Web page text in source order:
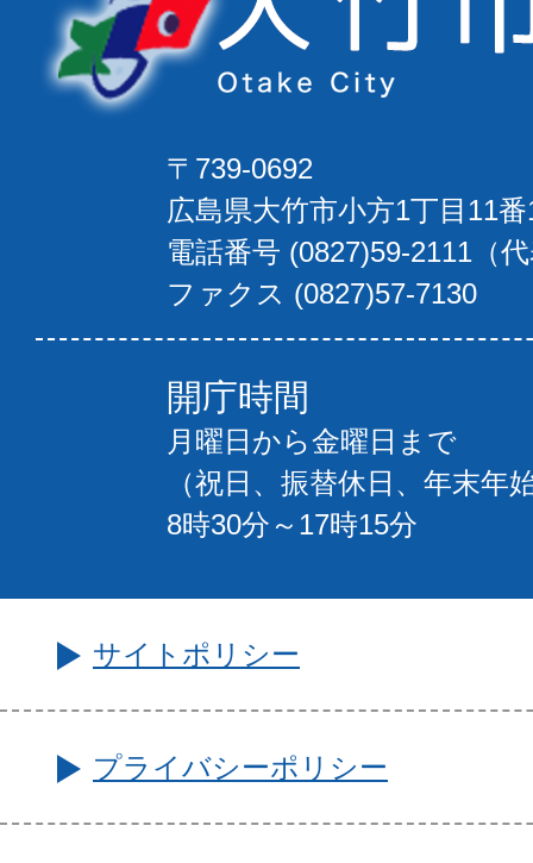
〒739-0692
広島県大竹市小方1丁目11
電話番号 (0827)59-2111（
ファクス (0827)57-7130
開庁時間
月曜日から金曜日まで
（祝日、振替休日、年末年
8時30分～17時15分
サイトポリシー
プライバシーポリシー